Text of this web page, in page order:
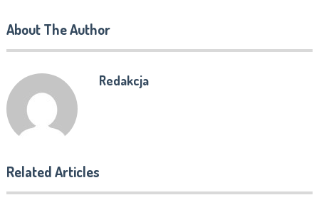
About The Author
Redakcja
Related Articles